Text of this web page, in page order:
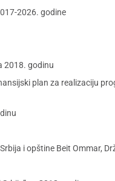
2026. godine
2018. godinu
plan za realizaciju
i opštine Beit Ommar,